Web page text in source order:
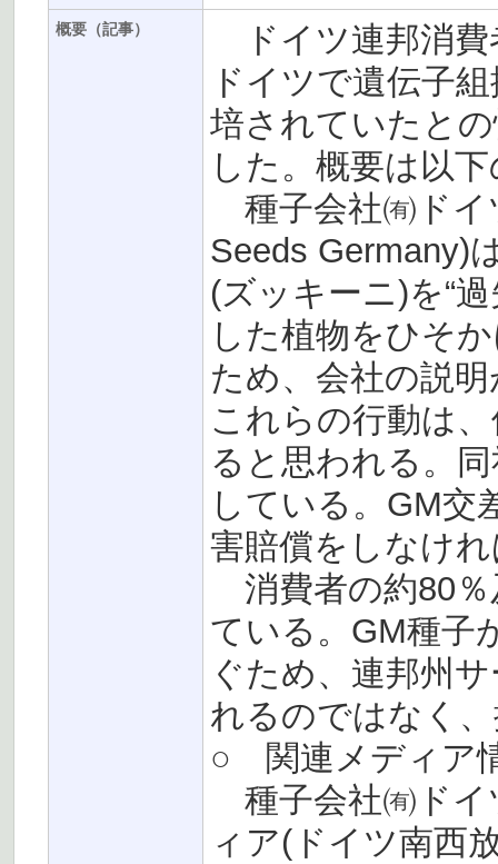
概要（記事）
ドイツ連邦消費
ドイツで遺伝子
培されていたと
した。概要は以
種子会社㈲ドイ
Seeds Germany)
(ズッキーニ)を“
した植物をひそ
ため、会社の説
これらの行動は
ると思われる。
している。GM交
害賠償をしなけ
消費者の約80％
ている。GM種子
ぐため、連邦州
れるのではなく
○ 関連メディア
種子会社㈲ドイ
ィア(ドイツ南西